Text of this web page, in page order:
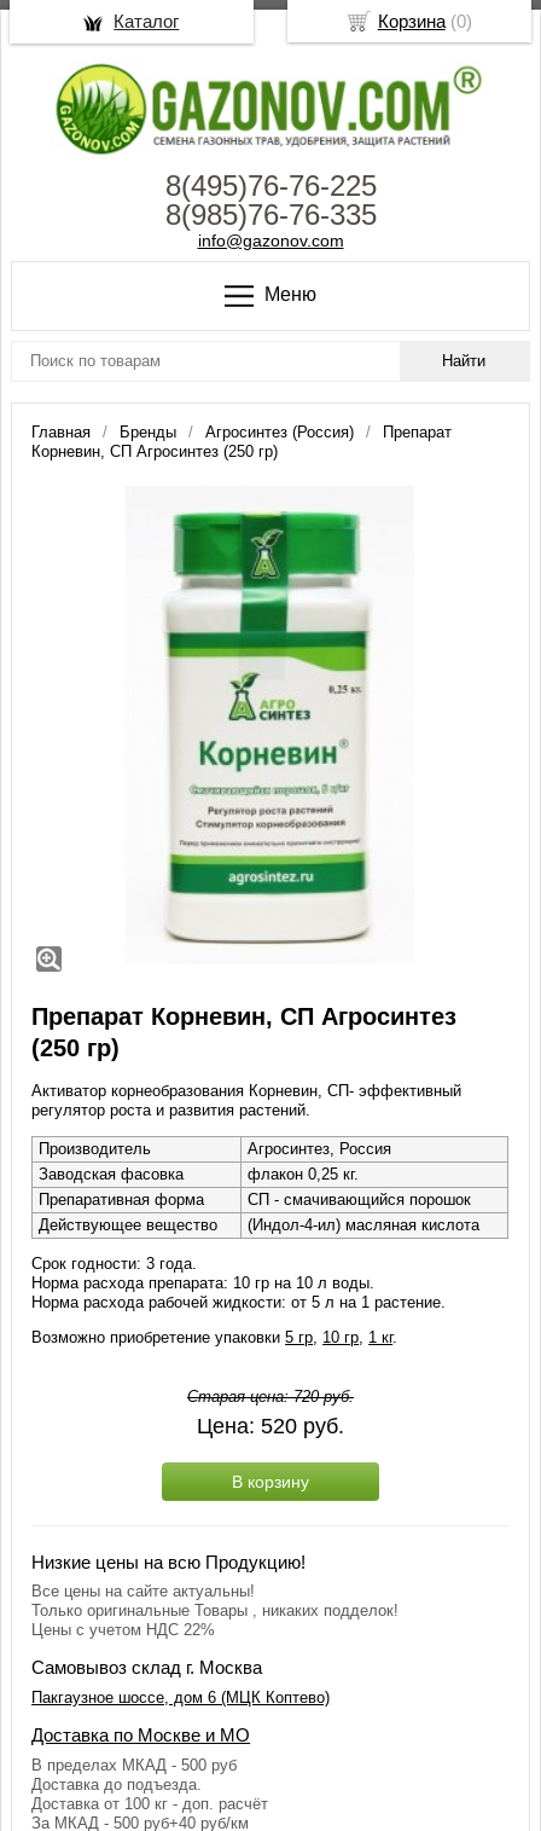
8(495)76-76-225
8(985)76-76-335
info@gazonov.com
Меню
Главная Бренды Агросинтез (Россия)
Препарат
Корневин, СП Агросинтез (250 гр)
Препарат Корневин, СП Агросинтез
(250 гр)
Активатор корнеобразования Корневин, СП- эффективный
регулятор роста и развития растений.
Производитель
Агросинтез, Россия
Заводская фасовка
флакон 0,25 кг.
Препаративная форма
СП - смачивающийся порошок
Действующее вещество
(Индол-4-ил) масляная кислота
Срок годности: 3 года.
Норма расхода препарата: 10 гр на 10 л воды.
Норма расхода рабочей жидкости: от 5 л на 1 растение.
Возможно приобретение упаковки5 гр 10 гр 1 кг.
Старая цена:720руб.
Цена: 520 руб.
В корзину
Низкие цены на всю Продукцию!
Все цены на сайте актуальны!
Только оригинальные Товары , никаких подделок!
Цены с учетом НДС 22%
Самовывоз склад г. Москва
Пакгаузное шоссе, дом 6 (МЦК Коптево)
Доставка по Москве и МО
В пределах МКАД - 500 руб
Доставка до подъезда.
Доставка от 100 кг - доп. расчёт
За МКАД - 500 руб+40 руб/км
Корзина(0)
Каталог